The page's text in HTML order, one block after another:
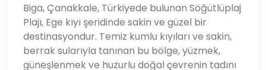
Biga, Çanakkale, Türkiyede bulunan Söğütlüplaj
Plajı, Ege kıyı şeridinde sakin ve güzel bir
destinasyondur. Temiz kumlu kıyıları ve sakin,
berrak sularıyla tanınan bu bölge, yüzmek,
güneşlenmek ve huzurlu doğal çevrenin tadını